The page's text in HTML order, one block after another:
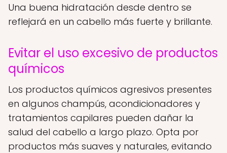
Una buena hidratación desde dentro se
reflejará en un cabello más fuerte y brillante.
Evitar el uso excesivo de productos
químicos
Los productos químicos agresivos presentes
en algunos champús, acondicionadores y
tratamientos capilares pueden dañar la
salud del cabello a largo plazo. Opta por
productos más suaves y naturales, evitando